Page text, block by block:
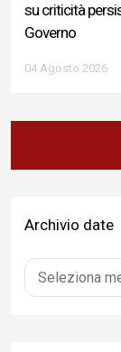
su criticità
Governo
04 Agosto 2026
Sigismondi,
Ministro
Terminal bus
04 Agosto 2026
Archivio date